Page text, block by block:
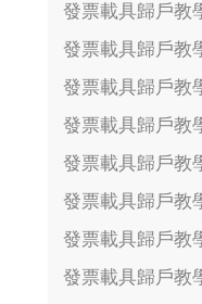
發票載具歸戶教
發票載具歸戶教
發票載具歸戶教
發票載具歸戶教
發票載具歸戶教
發票載具歸戶教
發票載具歸戶教
發票載具歸戶教